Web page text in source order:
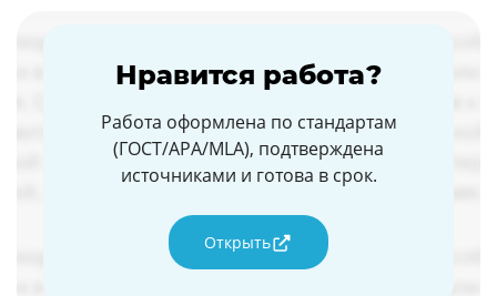
Нравится работа?
Работа оформлена по стандартам
(ГОСТ/APA/MLA), подтверждена
источниками и готова в срок.
Открыть